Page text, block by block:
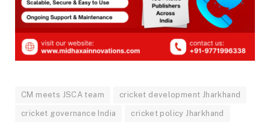
CM meets JSCA team cricket development Jharkhand
cricket governance India cricket policy Jharkhand